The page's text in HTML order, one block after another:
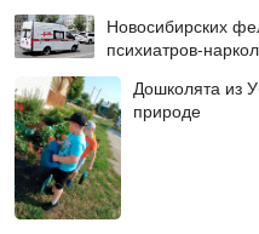
Новосибирских
психиатров-
Дошколята из
природе